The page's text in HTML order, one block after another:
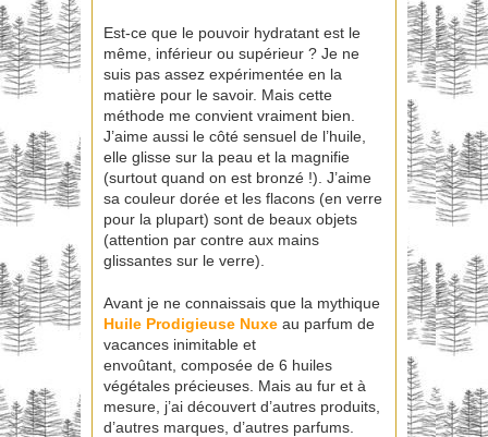
Est-ce que le pouvoir hydratant est le
même, inférieur ou supérieur ? Je ne
suis pas assez expérimentée en la
matière pour le savoir. Mais cette
méthode me convient vraiment bien.
J’aime aussi le côté sensuel de l’huile,
elle glisse sur la peau et la magnifie
(surtout quand on est bronzé !). J’aime
sa couleur dorée et les flacons (en verre
pour la plupart) sont de beaux objets
(attention par contre aux mains
glissantes sur le verre).
Avant je ne connaissais que la mythique
Huile Prodigieuse Nuxe au parfum de
vacances inimitable et
envoûtant, composée de 6 huiles
végétales précieuses. Mais au fur et à
mesure, j’ai découvert d’autres produits,
d’autres marques, d’autres parfums.